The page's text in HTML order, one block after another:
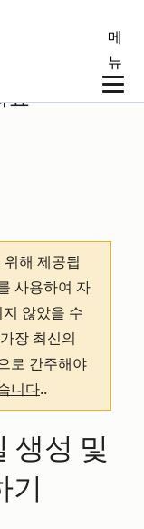
메
뉴
료
해 제공됩
사용하여 자
않았을 수
장 최신의
로 간주해야
니다..
생성 및
기